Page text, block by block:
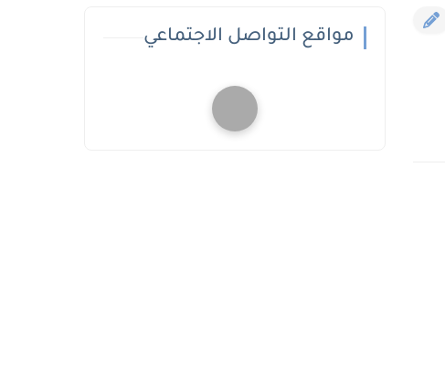
مواقع التواصل الاجتماعي